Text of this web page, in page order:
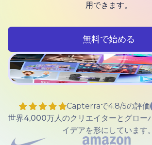
用できます。
無料で始める
Capterraで4.8/5の評価
世界4,000万人のクリエイターとグロー
イデアを形にしています。